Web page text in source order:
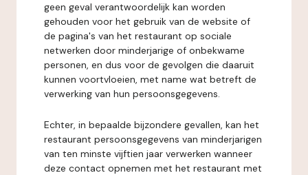
geen geval verantwoordelijk kan worden
gehouden voor het gebruik van de website of
de pagina's van het restaurant op sociale
netwerken door minderjarige of onbekwame
personen, en dus voor de gevolgen die daaruit
kunnen voortvloeien, met name wat betreft de
verwerking van hun persoonsgegevens.
Echter, in bepaalde bijzondere gevallen, kan het
restaurant persoonsgegevens van minderjarigen
van ten minste vijftien jaar verwerken wanneer
deze contact opnemen met het restaurant met